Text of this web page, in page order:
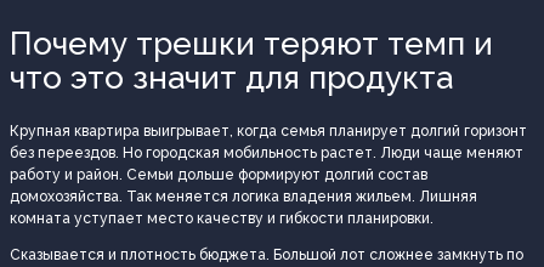
Почему трешки теряют темп и
что это значит для продукта
Крупная квартира выигрывает, когда семья планирует долгий горизонт
без переездов. Но городская мобильность растет. Люди чаще меняют
работу и район. Семьи дольше формируют долгий состав
домохозяйства. Так меняется логика владения жильем. Лишняя
комната уступает место качеству и гибкости планировки.
Сказывается и плотность бюджета. Большой лот сложнее замкнуть по